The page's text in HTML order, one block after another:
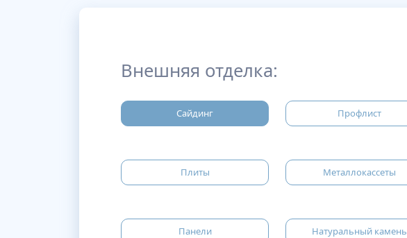
Внешняя отделка:
Сайдинг Профлист
Плиты Металлокассеты
Панели Натуральный камень